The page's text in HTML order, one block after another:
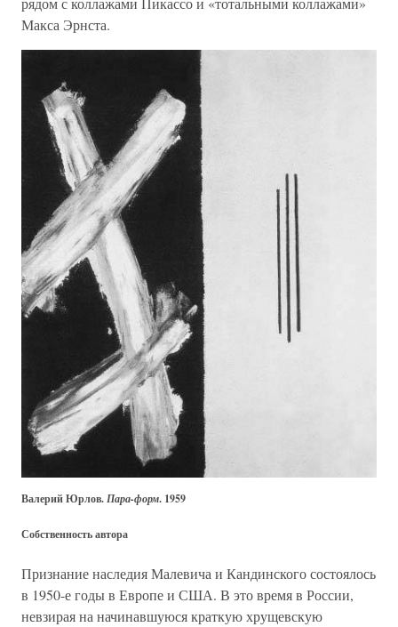
Макса Эрнста.
Валерий Юрлов.Пара-форм. 1959
Собственность автора
Признание наследия Малевича и Кандинского состоялось
в 1950-е годы в Европе и США. В это время в России,
невзирая на начинавшуюся краткую хрущевскую